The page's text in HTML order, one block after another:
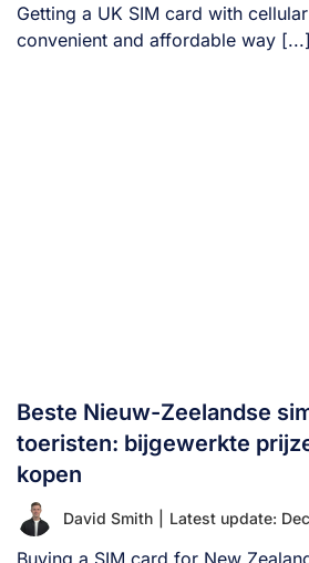
Getting a UK SIM card with
convenient and affordable way [...]
Beste Nieuw-Zeelandse
toeristen: bijgewerkte
kopen
David Smith Latest update:
Buying a SIM card for New